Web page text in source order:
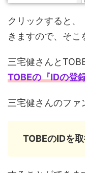
クリックすると、
きますので、そこ
三宅健さんと
TOBEの『IDの登
三宅健さんのファ
TOBEのIDを